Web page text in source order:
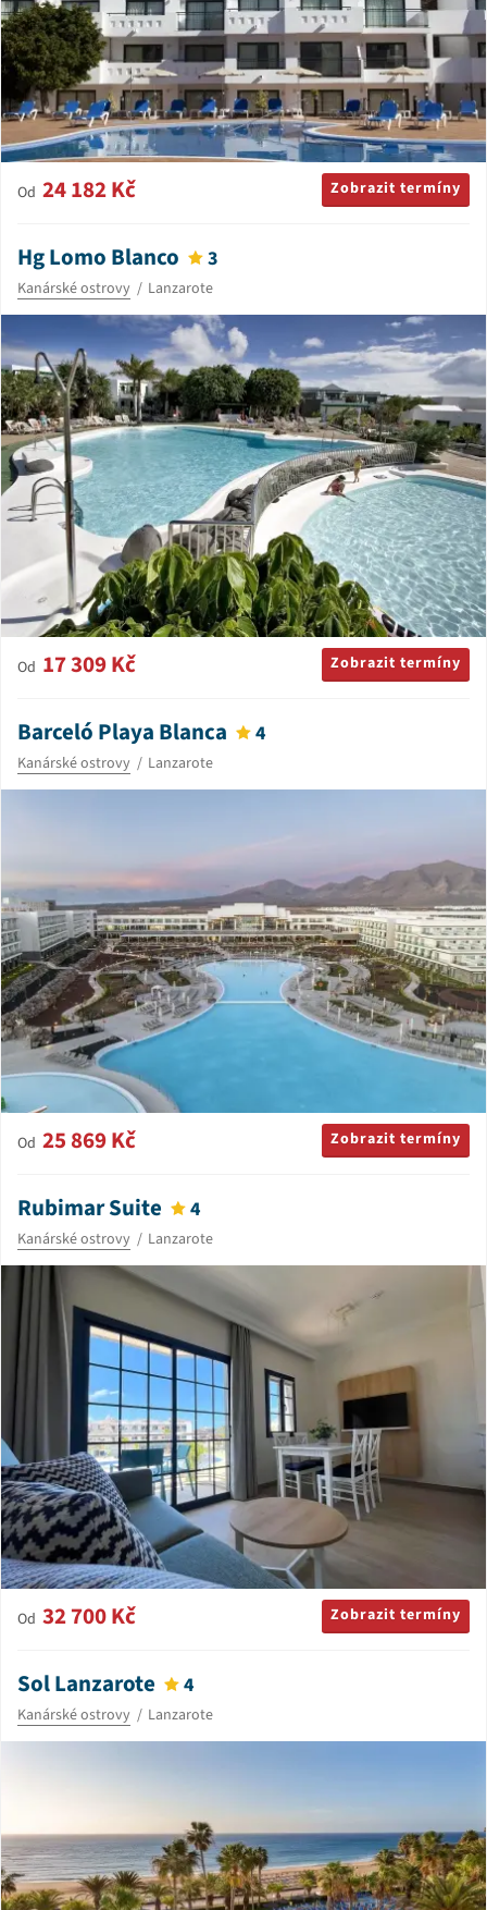
Od 24 182 Kč Zobrazit termíny
Hg Lomo Blanco 3
Kanárské ostrovy Lanzarote
Od 17 309 Kč Zobrazit termíny
Barceló Playa Blanca 4
Kanárské ostrovy Lanzarote
Od 25 869 Kč Zobrazit termíny
Rubimar Suite 4
Kanárské ostrovy Lanzarote
Od 32 700 Kč Zobrazit termíny
Sol Lanzarote 4
Kanárské ostrovy Lanzarote